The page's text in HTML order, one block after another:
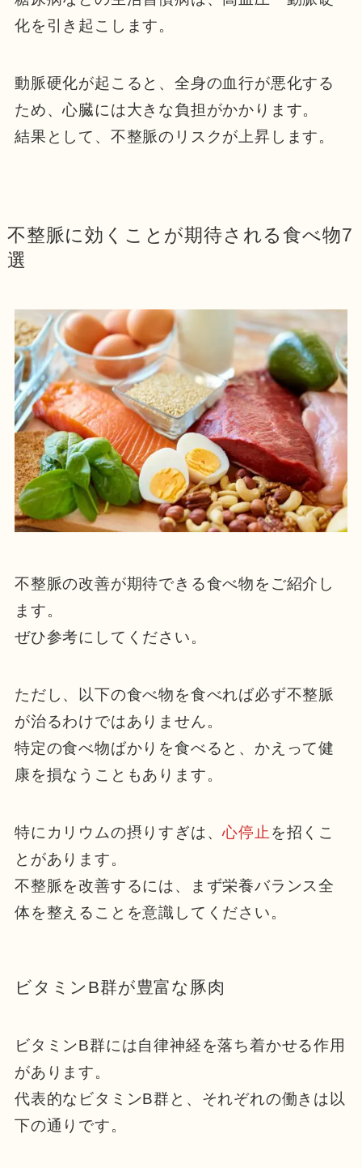
化を引き起こします。
動脈硬化が起こると、全身の血行が悪化する
ため、心臓には大きな負担がかかります。
結果として、不整脈のリスクが上昇します。
不整脈に効くことが期待される食べ物7
選
不整脈の改善が期待できる食べ物をご紹介し
ます。
ぜひ参考にしてください。
ただし、以下の食べ物を食べれば必ず不整脈
が治るわけではありません。
特定の食べ物ばかりを食べると、かえって健
康を損なうこともあります。
特にカリウムの摂りすぎは、心停止 を招くこ
とがあります。
不整脈を改善するには、まず栄養バランス全
体を整えることを意識してください。
ビタミンB群が豊富な豚肉
ビタミンB群には自律神経を落ち着かせる作用
があります。
代表的なビタミンB群と、それぞれの働きは以
下の通りです。